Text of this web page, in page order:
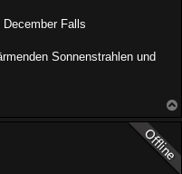
Falls
Sonnenstrahlen und